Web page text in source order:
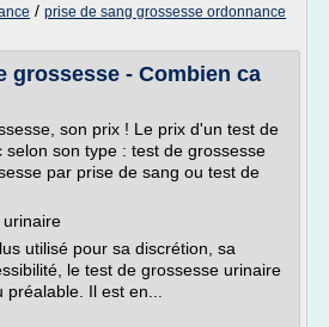
/ prise de sang grossesse ordonnance
grossesse - Combien ca
son prix ! Le prix d'un test de
selon son type : test de grossesse
par prise de sang ou test de
urinaire
utilisé pour sa discrétion, sa
le test de grossesse urinaire
Il est en...